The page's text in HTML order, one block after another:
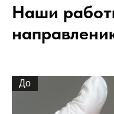
Наши
До